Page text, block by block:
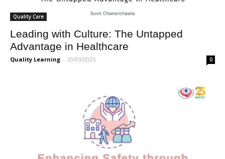
Quality Care
Leading with Culture: The Untapped
Advantage in Healthcare
Quality Learning - 20/03/2025 0